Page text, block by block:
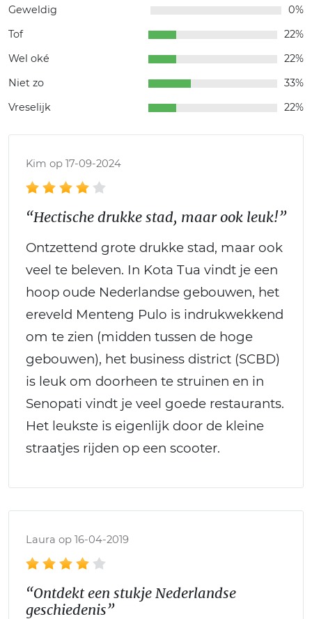
Geweldig
0%
Tof
22%
Wel oké
22%
Niet zo
33%
Vreselijk
22%
Kim op 17-09-2024
“Hectische drukke stad, maar ook leuk!”
Ontzettend grote drukke stad, maar ook
veel te beleven. In Kota Tua vindt je een
hoop oude Nederlandse gebouwen, het
ereveld Menteng Pulo is indrukwekkend
om te zien (midden tussen de hoge
gebouwen), het business district (SCBD)
is leuk om doorheen te struinen en in
Senopati vindt je veel goede restaurants.
Het leukste is eigenlijk door de kleine
straatjes rijden op een scooter.
Laura op 16-04-2019
“Ontdekt een stukje Nederlandse
geschiedenis”